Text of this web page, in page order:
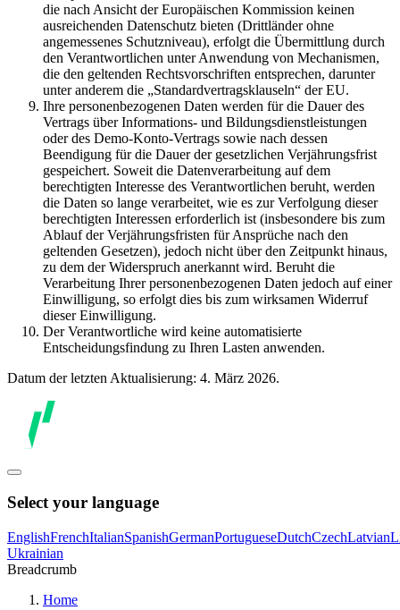
die nach Ansicht der Europäischen Kommission keinen
ausreichenden Datenschutz bieten (Drittländer ohne
angemessenes Schutzniveau), erfolgt die Übermittlung durch
den Verantwortlichen unter Anwendung von Mechanismen,
die den geltenden Rechtsvorschriften entsprechen, darunter
unter anderem die „Standardvertragsklauseln“ der EU.
Ihre personenbezogenen Daten werden für die Dauer des
Vertrags über Informations- und Bildungsdienstleistungen
oder des Demo-Konto-Vertrags sowie nach dessen
Beendigung für die Dauer der gesetzlichen Verjährungsfrist
gespeichert. Soweit die Datenverarbeitung auf dem
berechtigten Interesse des Verantwortlichen beruht, werden
die Daten so lange verarbeitet, wie es zur Verfolgung dieser
berechtigten Interessen erforderlich ist (insbesondere bis zum
Ablauf der Verjährungsfristen für Ansprüche nach den
geltenden Gesetzen), jedoch nicht über den Zeitpunkt hinaus,
zu dem der Widerspruch anerkannt wird. Beruht die
Verarbeitung Ihrer personenbezogenen Daten jedoch auf einer
Einwilligung, so erfolgt dies bis zum wirksamen Widerruf
dieser Einwilligung.
Der Verantwortliche wird keine automatisierte
Entscheidungsfindung zu Ihren Lasten anwenden.
Datum der letzten Aktualisierung: 4. März 2026.
Select your language
EnglishFrenchItalianSpanishGermanPortugueseDutchCzechLatvian
Ukrainian
Breadcrumb
Home